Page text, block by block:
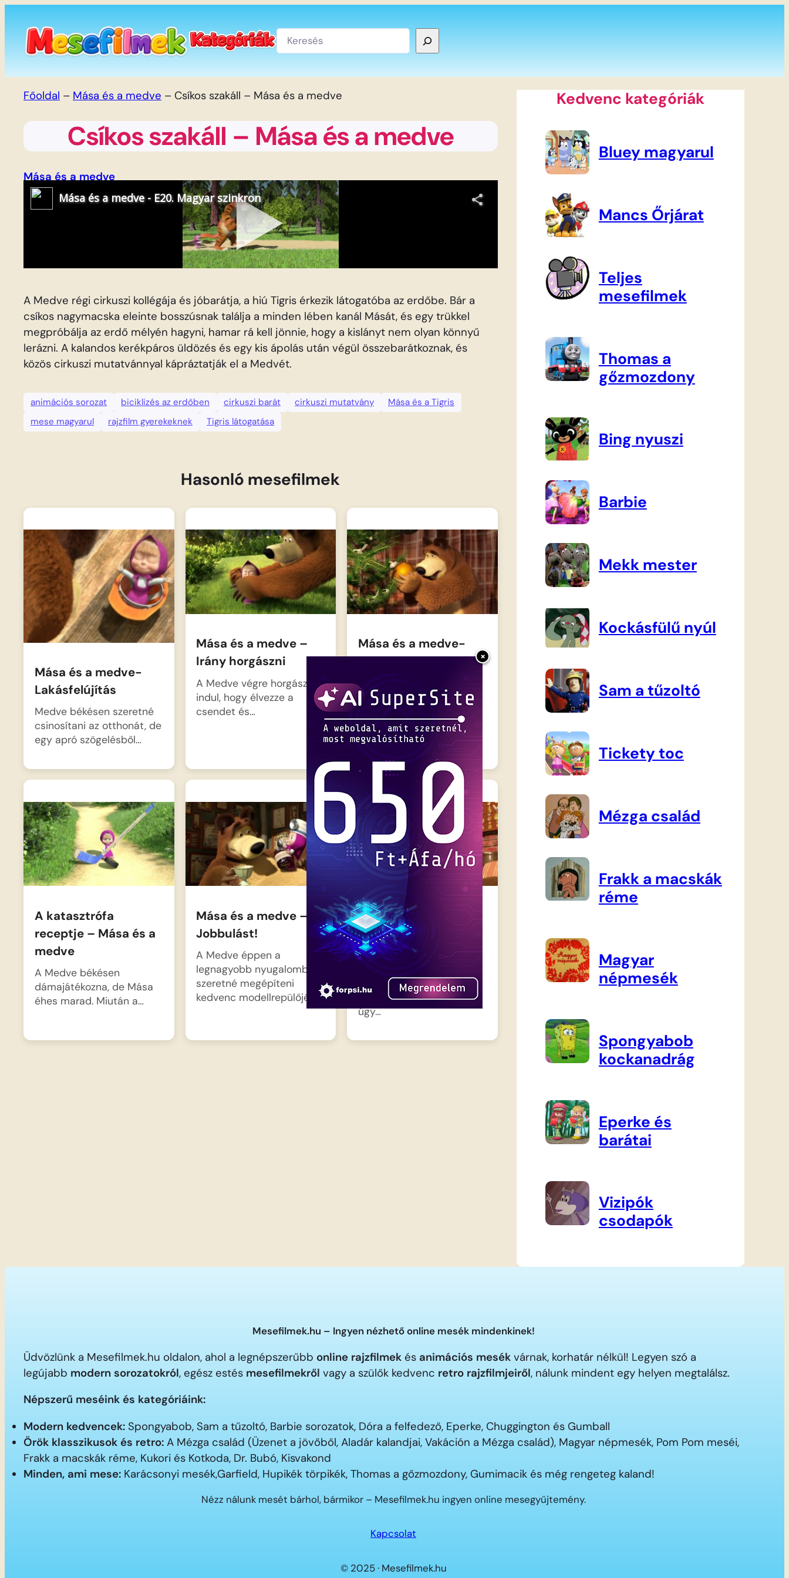
×
tartalomhoz
Keresés
Főoldal – Mása és a medve – Csíkos szakáll – Mása és a medve
Csíkos szakáll – Mása és a medve
Mása és a medve
A Medve régi cirkuszi kollégája és jóbarátja, a hiú Tigris érkezik látogatóba az erdőbe. Bár a
csíkos nagymacska eleinte bosszúsnak találja a minden lében kanál Mását, és egy trükkel
megpróbálja az erdő mélyén hagyni, hamar rá kell jönnie, hogy a kislányt nem olyan könnyű
lerázni. A kalandos kerékpáros üldözés és egy kis ápolás után végül összebarátkoznak, és
közös cirkuszi mutatvánnyal kápráztatják el a Medvét.
animációs sorozat biciklizés az erdőben cirkuszi barát cirkuszi mutatvány
Mása és a Tigris
mese magyarul
rajzfilm gyerekeknek Tigris látogatása
Hasonló mesefilmek
Mása és a medve-
Lakásfelújítás
Medve békésen szeretné
csinosítani az otthonát, de
egy apró szögelésből…
Mása és a medve –
Irány horgászni
A Medve végre horgászni
indul, hogy élvezze a
csendet és…
Mása és a medve-
Egyedül otthon
A mindig virgonc és
kíváncsi Mása ezúttal
egyedül találja magát…
A katasztrófa
receptje – Mása és a
medve
A Medve békésen
dámajátékozna, de Mása
éhes marad. Miután a…
Mása és a medve –
Jobbulást!
A Medve éppen a
legnagyobb nyugalomban
szeretné megépíteni
kedvenc modellrepülőjét,…
Mása és a medve –
Jobbulást!
A Medve nyugalomra
megépíthesse
repülőmodelljét, ezért
úgy…
Kedvenc kategóriák
Bluey magyarul
Mancs Őrjárat
Teljes
mesefilmek
Thomas a
gőzmozdony
Bing nyuszi
Barbie
Mekk mester
Kockásfülű nyúl
Sam a tűzoltó
Tickety toc
Mézga család
Frakk a macskák
réme
Magyar
népmesék
Spongyabob
kockanadrág
Eperke és
barátai
Vizipók
csodapók
Mesefilmek.hu – Ingyen nézhető online mesék mindenkinek!
Üdvözlünk a Mesefilmek.hu oldalon, ahol a legnépszerűbb online rajzfilmek és animációs mesék várnak, korhatár nélkül! Legyen szó a
legújabb modern sorozatokról, egész estés mesefilmekről vagy a szülők kedvenc retro rajzfilmjeiről, nálunk mindent egy helyen megtalálsz.
Népszerű meséink és kategóriáink:
Modern kedvencek: Spongyabob, Sam a tűzoltó, Barbie sorozatok, Dóra a felfedező, Eperke, Chuggington és Gumball
Örök klasszikusok és retro: A Mézga család (Üzenet a jövőből, Aladár kalandjai, Vakáción a Mézga család), Magyar népmesék, Pom Pom meséi,
Frakk a macskák réme, Kukori és Kotkoda, Dr. Bubó, Kisvakond
Minden, ami mese: Karácsonyi mesék,Garfield, Hupikék törpikék, Thomas a gőzmozdony, Gumimacik és még rengeteg kaland!
Nézz nálunk mesét bárhol, bármikor – Mesefilmek.hu ingyen online mesegyűjtemény.
Kapcsolat
© 2025 · Mesefilmek.hu